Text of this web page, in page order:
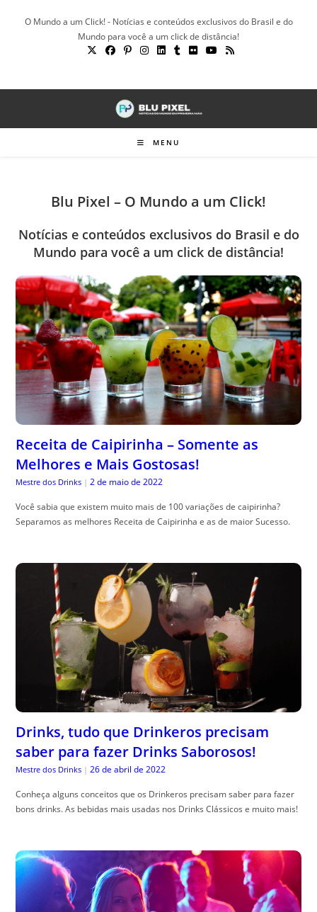
O Mundo a um Click! - Notícias e conteúdos exclusivos do Brasil e do
Mundo para você a um click de distância!
MENU
Blu Pixel – O Mundo a um Click!
Notícias e conteúdos exclusivos do Brasil e do
Mundo para você a um click de distância!
Receita de Caipirinha – Somente as
Melhores e Mais Gostosas!
Mestre dos Drinks | 2 de maio de 2022
Você sabia que existem muito mais de 100 variações de caipirinha?
Separamos as melhores Receita de Caipirinha e as de maior Sucesso.
Drinks, tudo que Drinkeros precisam
saber para fazer Drinks Saborosos!
Mestre dos Drinks | 26 de abril de 2022
Conheça alguns conceitos que os Drinkeros precisam saber para fazer
bons drinks. As bebidas mais usadas nos Drinks Clássicos e muito mais!